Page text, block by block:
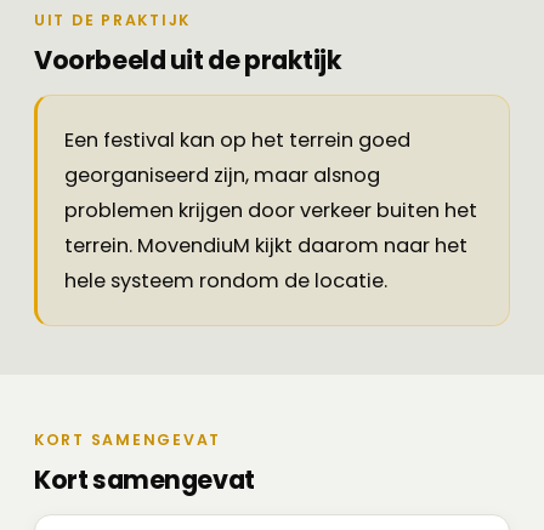
UIT DE PRAKTIJK
Voorbeeld uit de praktijk
Een festival kan op het terrein goed
georganiseerd zijn, maar alsnog
problemen krijgen door verkeer buiten het
terrein. MovendiuM kijkt daarom naar het
hele systeem rondom de locatie.
KORT SAMENGEVAT
Kort samengevat